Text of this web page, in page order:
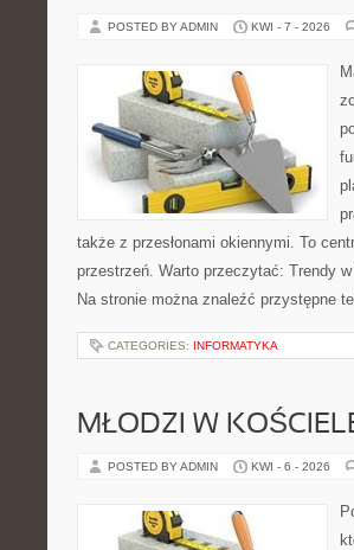
POSTED BY ADMIN KWI - 7 - 2026
także z przesłonami okiennymi. To
przestrzeń. Warto przeczytać: Trendy
Na stronie można znaleźć przystępne
CATEGORIES: INFORMATYKA
MŁODZI W
POSTED BY ADMIN KWI - 6 - 2026